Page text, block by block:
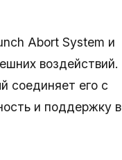
Abort System и
воздействий.
соединяет его с
и поддержку